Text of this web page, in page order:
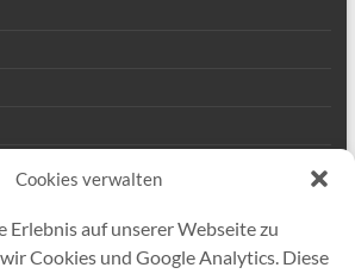
Cookies verwalten
Erlebnis auf unserer Webseite zu
Cookies und Google Analytics. Diese